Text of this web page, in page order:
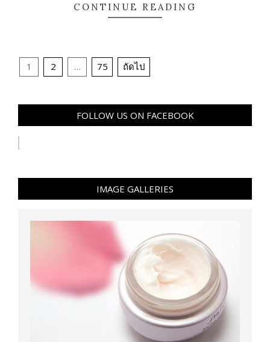
CONTINUE READING
Posts
1 2 … 75 ถัดไป
FOLLOW US ON FACEBOOK
IMAGE GALLERIES